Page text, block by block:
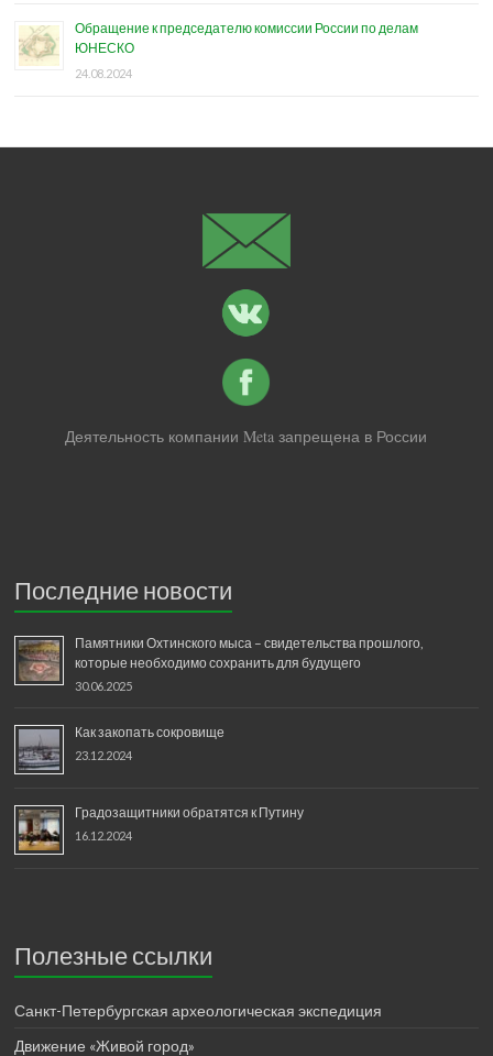
Обращение к председателю комиссии России по делам
ЮНЕСКО
24.08.2024
Деятельность компании Meta запрещена в России
Последние новости
Памятники Охтинского мыса – свидетельства прошлого,
которые необходимо сохранить для будущего
30.06.2025
Как закопать сокровище
23.12.2024
Градозащитники обратятся к Путину
16.12.2024
Полезные ссылки
Санкт-Петербургская археологическая экспедиция
Движение «Живой город»